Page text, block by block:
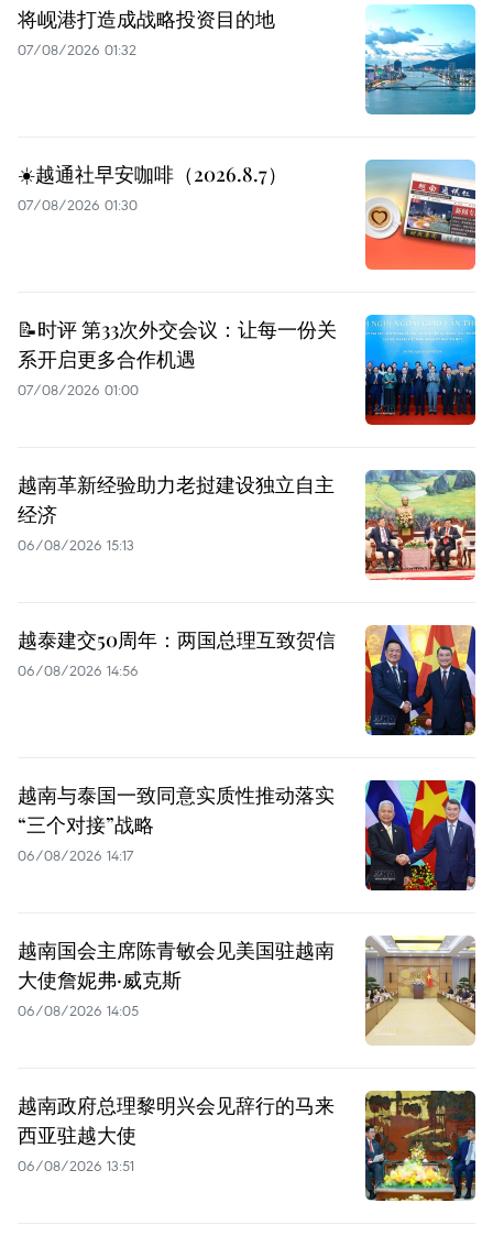
将岘港打造成战略投资目的地
07/08/2026 01:32
☀️越通社早安咖啡（2026.8.7）
07/08/2026 01:30
📝时评 第33次外交会议：让每一份关
系开启更多合作机遇
07/08/2026 01:00
越南革新经验助力老挝建设独立自主
经济
06/08/2026 15:13
越泰建交50周年：两国总理互致贺信
06/08/2026 14:56
越南与泰国一致同意实质性推动落实
“三个对接”战略
06/08/2026 14:17
越南国会主席陈青敏会见美国驻越南
大使詹妮弗·威克斯
06/08/2026 14:05
越南政府总理黎明兴会见辞行的马来
西亚驻越大使
06/08/2026 13:51